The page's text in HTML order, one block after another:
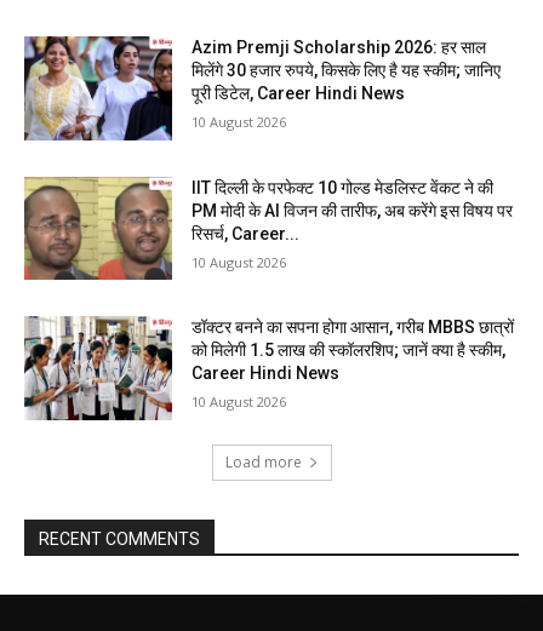
Azim Premji Scholarship 2026: हर साल
मिलेंगे 30 हजार रुपये, किसके लिए है यह स्कीम; जानिए
पूरी डिटेल, Career Hindi News
10 August 2026
IIT दिल्ली के परफेक्ट 10 गोल्ड मेडलिस्ट वेंकट ने की
PM मोदी के AI विजन की तारीफ, अब करेंगे इस विषय पर
रिसर्च, Career...
10 August 2026
डॉक्टर बनने का सपना होगा आसान, गरीब MBBS छात्रों
को मिलेगी 1.5 लाख की स्कॉलरशिप; जानें क्या है स्कीम,
Career Hindi News
10 August 2026
Load more
RECENT COMMENTS